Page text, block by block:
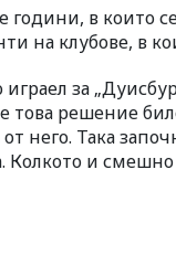
години, в които
на клубове, в
за
това решение
от него. Така
Колкото и